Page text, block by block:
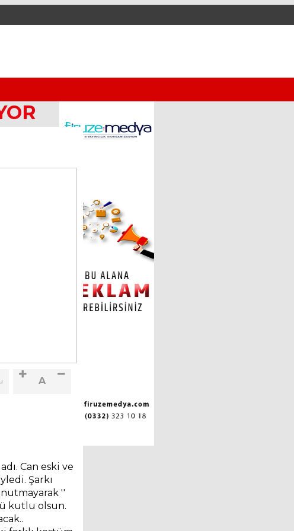
A
Can eski ve
Şarkı
''
kutlu olsun.